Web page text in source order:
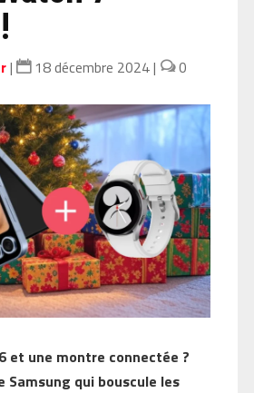
| 18 décembre 2024|
0
et une montre connectée ?
Samsung qui bouscule les